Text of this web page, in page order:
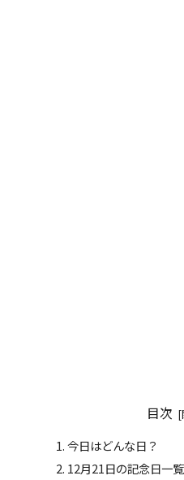
目次
今日はどんな日？
12月21日の記念日一覧